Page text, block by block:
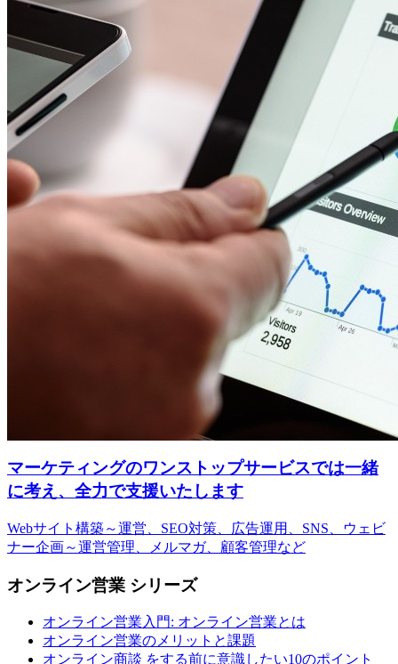
マーケティングのワンストップサービスでは一緒
に考え、全力で支援いたします
Webサイト構築～運営、SEO対策、広告運用、SNS、ウェビ
ナー企画～運営管理、メルマガ、顧客管理など
オンライン営業 シリーズ
オンライン営業入門: オンライン営業とは
オンライン営業のメリットと課題
オンライン商談 をする前に意識したい10のポイント